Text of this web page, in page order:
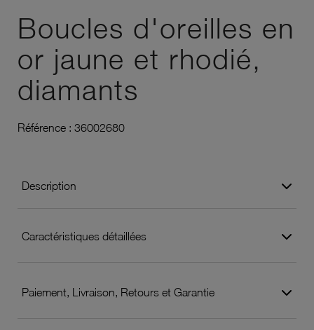
Boucles d'oreilles en
or jaune et rhodié,
diamants
Référence : 36002680
Description
Caractéristiques détaillées
Paiement, Livraison, Retours et Garantie